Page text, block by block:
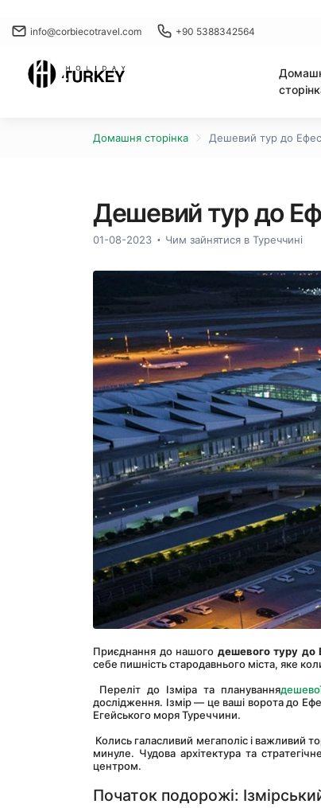
info@corbiecotravel.com +90 5388342564
Домашня сторінка Дешевий тур до
Дешевий тур до
01-08-2023 Чим зайнятися в Туреччині
Приєднання до нашого дешевого туру до
себе пишність стародавнього міста, яке
Переліт до Ізміра та планування
дослідження. Ізмір — це ваші ворота до
Егейського моря Туреччини.
минуле. Чудова архітектура та
центром.
Початок подорожі: